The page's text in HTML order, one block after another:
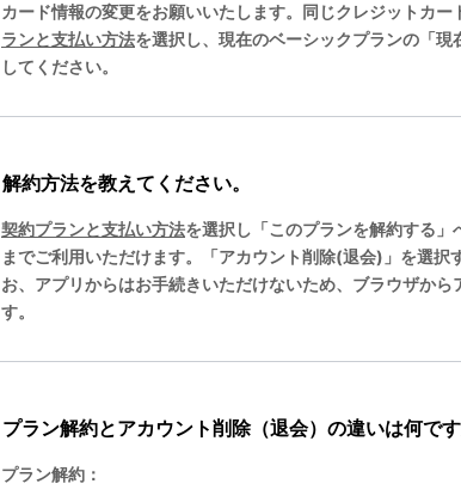
カード情報の変更をお願いいたします。同じクレジットカー
ランと支払い方法を選択し、現在のベーシックプランの「
してください。
解約方法を教えてください。
契約プランと支払い方法を選択し「このプランを解約する
までご利用いただけます。「アカウント削除(退会)」を選択
お、アプリからはお手続きいただけないため、ブラウザから
す。
プラン解約とアカウント削除（退会）の違いは何で
プラン解約：